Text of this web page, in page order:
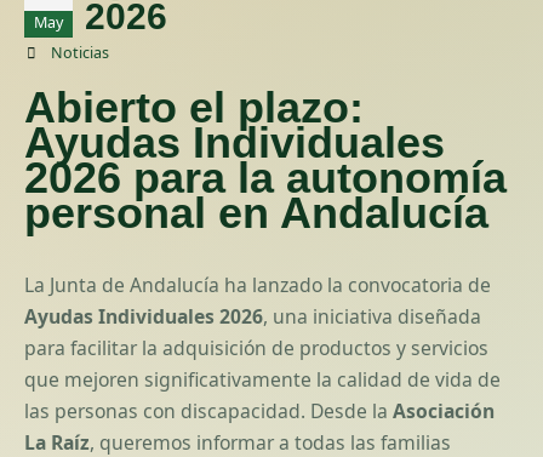
May
2026
Noticias
Abierto el plazo:
Ayudas Individuales
2026 para la autonomía
personal en Andalucía
La Junta de Andalucía ha lanzado la convocatoria de
Ayudas Individuales 2026, una iniciativa diseñada
para facilitar la adquisición de productos y servicios
que mejoren significativamente la calidad de vida de
las personas con discapacidad. Desde la Asociación
La Raíz, queremos informar a todas las familias